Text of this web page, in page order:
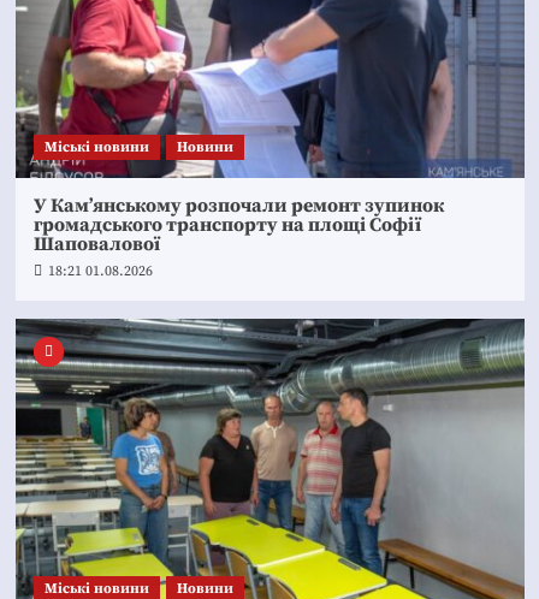
Mіські новини Новини
У Кам’янському розпочали ремонт зупинок
громадського транспорту на площі Софії
Шаповалової
18:21 01.08.2026
Mіські новини Новини